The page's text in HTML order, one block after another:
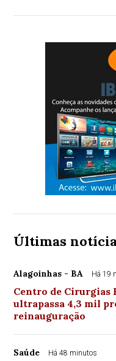
Últimas
Alagoinhas - BA Há 19
Centro de Cirurgias
ultrapassa 4,3 mil
reinauguração
Saúde Há 48 minutos